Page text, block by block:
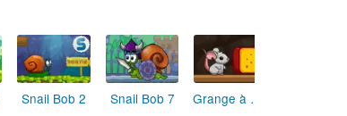
Animalines Caveman Adventure